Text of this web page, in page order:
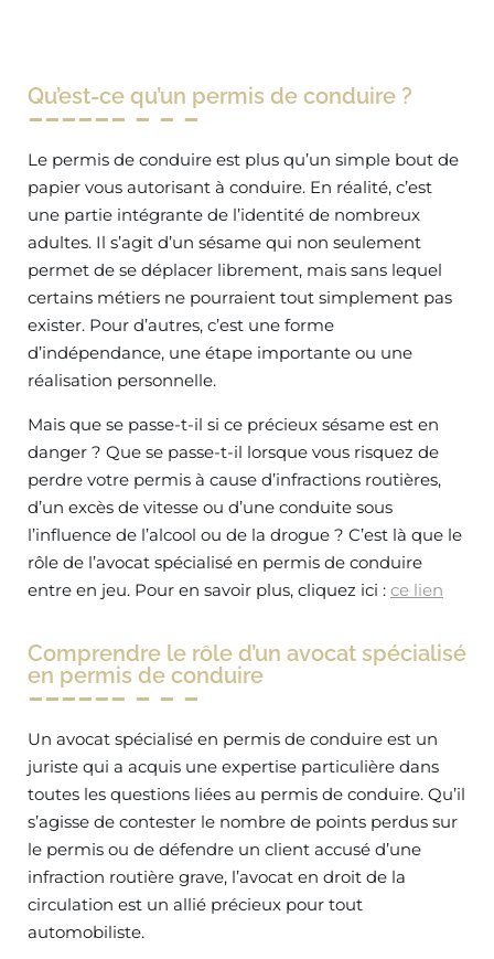
Qu’est-ce qu’un permis de conduire ?
Le permis de conduire est plus qu’un simple bout de
papier vous autorisant à conduire. En réalité, c’est
une partie intégrante de l’identité de nombreux
adultes. Il s’agit d’un sésame qui non seulement
permet de se déplacer librement, mais sans lequel
certains métiers ne pourraient tout simplement pas
exister. Pour d’autres, c’est une forme
d’indépendance, une étape importante ou une
réalisation personnelle.
Mais que se passe-t-il si ce précieux sésame est en
danger ? Que se passe-t-il lorsque vous risquez de
perdre votre permis à cause d’infractions routières,
d’un excès de vitesse ou d’une conduite sous
l’influence de l’alcool ou de la drogue ? C’est là que le
rôle de l’avocat spécialisé en permis de conduire
entre en jeu. Pour en savoir plus, cliquez ici : ce lien
Comprendre le rôle d’un avocat spécialisé
en permis de conduire
Un avocat spécialisé en permis de conduire est un
juriste qui a acquis une expertise particulière dans
toutes les questions liées au permis de conduire. Qu’il
s’agisse de contester le nombre de points perdus sur
le permis ou de défendre un client accusé d’une
infraction routière grave, l’avocat en droit de la
circulation est un allié précieux pour tout
automobiliste.